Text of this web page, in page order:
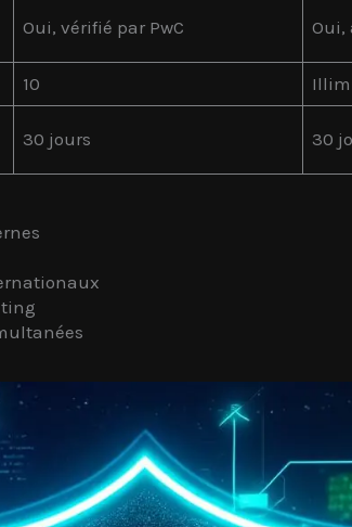
Oui, vérifié par PwC Oui,
10
30 jours 30